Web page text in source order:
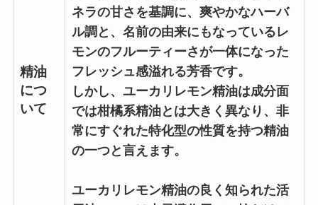
精油
につ
いて
ネラの甘さを基調に、爽やかなハーバ
ル調と、名前の由来にもなっているレ
モンのフルーティーさが一体になった
フレッシュ感溢れる芳香です。
しかし、ユーカリレモン精油は成分面
では柑橘系精油とは大きく異なり、非
常にすぐれた特化型の性質を持つ精油
の一つと言えます。
ユーカリレモン精油の良く知られた活